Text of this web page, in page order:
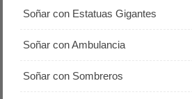
Soñar con Estatuas Gigantes
Soñar con Ambulancia
Soñar con Sombreros